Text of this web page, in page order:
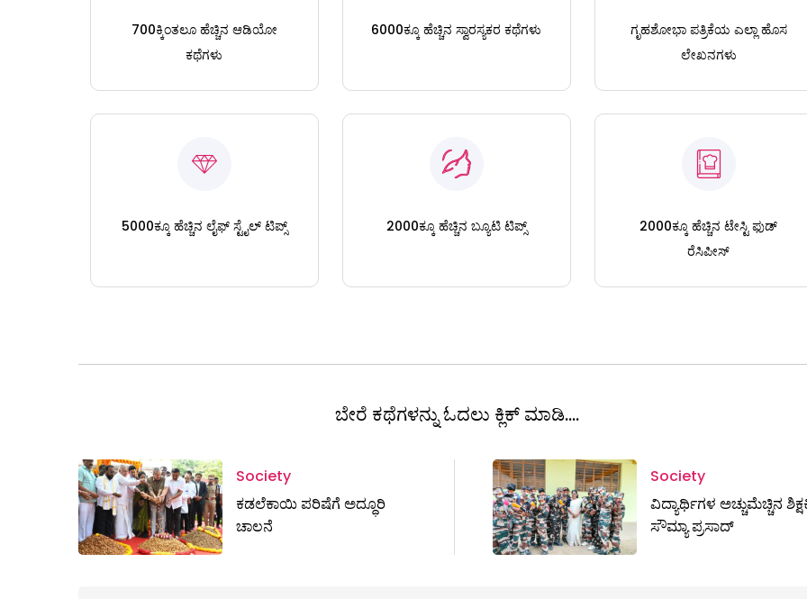
700ಕ್ಕಿಂತಲೂ ಹೆಚ್ಚಿನ ಆಡಿಯೋ
ಕಥೆಗಳು
6000ಕ್ಕೂ ಹೆಚ್ಚಿನ ಸ್ವಾರಸ್ಯಕರ ಕಥೆಗಳು
ಗೃಹಶೋಭಾ ಪತ್ರಿಕೆಯ ಎಲ್ಲಾ ಹೊಸ
ಲೇಖನಗಳು
5000ಕ್ಕೂ ಹೆಚ್ಚಿನ ಲೈಫ್ ಸ್ಟೈಲ್ ಟಿಪ್ಸ್ 2000ಕ್ಕೂ ಹೆಚ್ಚಿನ ಬ್ಯೂಟಿ ಟಿಪ್ಸ್
2000ಕ್ಕೂ ಹೆಚ್ಚಿನ ಟೇಸ್ಟಿ ಫುಡ್
ರೆಸಿಪೀಸ್
ಬೇರೆ ಕಥೆಗಳನ್ನು ಓದಲು ಕ್ಲಿಕ್ ಮಾಡಿ....
Society
ಕಡಲೆಕಾಯಿ ಪರಿಷೆಗೆ ಅದ್ಧೂರಿ
ಚಾಲನೆ
Society
ವಿದ್ಯಾರ್ಥಿಗಳ ಅಚ್ಚುಮೆಚ್ಚಿನ
ಸೌಮ್ಯಾ ಪ್ರಸಾದ್‌